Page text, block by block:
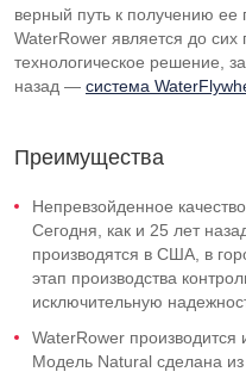
верный путь к получению
WaterRower является до
технологическое решение,
назад — система
Преимущества
Непревзойденное
Сегодня, как и 25 лет
производятся в США, в
этап производства
исключительную
WaterRower производится
Модель Natural сделана